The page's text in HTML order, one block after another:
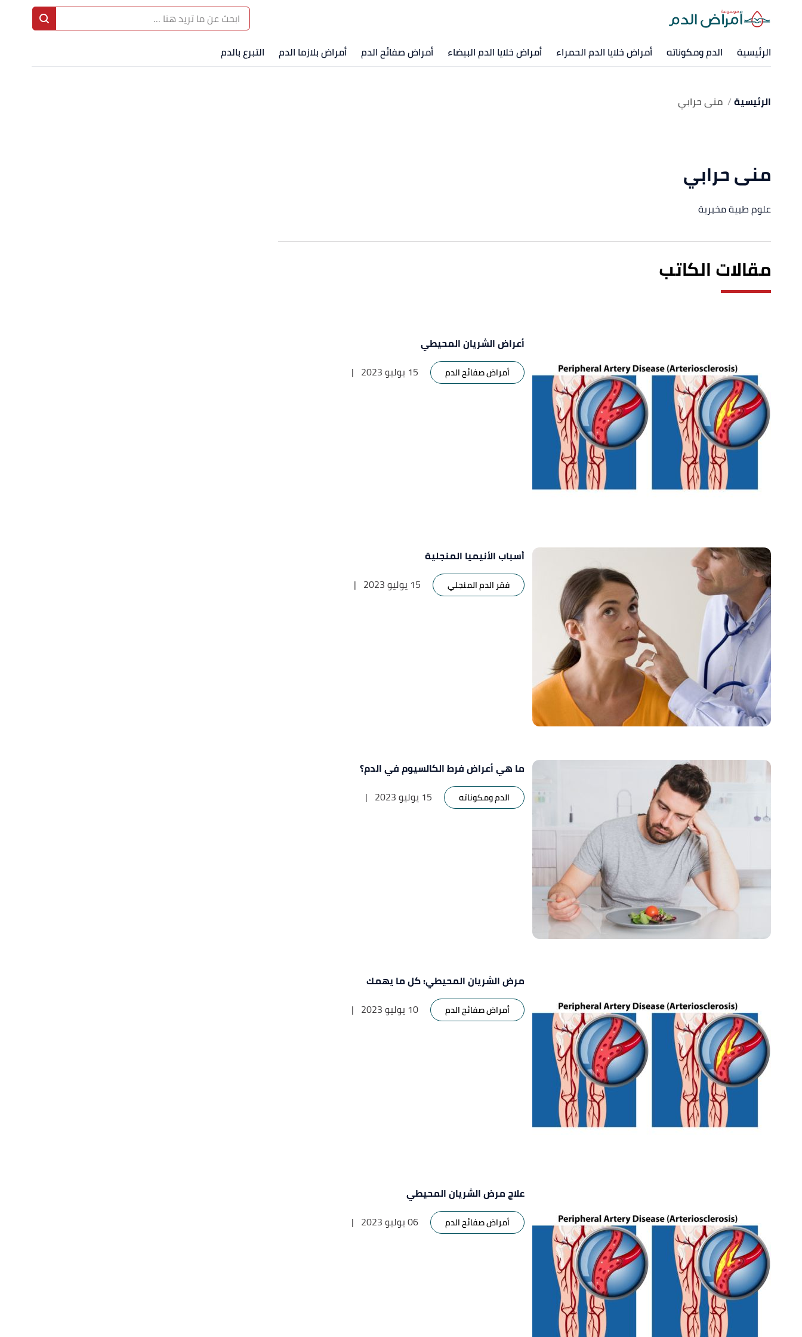
الرئيسية الدم ومكوناته أمراض خلايا الدم الحمراء أمراض خلايا الدم البيضاء أمراض صفائح الدم أمراض بلازما الدم التبرع بالدم
الرئيسية منى حرابي
منى حرابي
علوم طبية مخبرية
مقالات الكاتب
أعراض الشريان المحيطي
أمراض صفائح الدم 15 يوليو 2023 |
أسباب الأنيميا المنجلية
فقر الدم المنجلي 15 يوليو 2023 |
ما هي أعراض فرط الكالسيوم في الدم؟
الدم ومكوناته 15 يوليو 2023 |
مرض الشريان المحيطي: كل ما يهمك
أمراض صفائح الدم 10 يوليو 2023 |
علاج مرض الشريان المحيطي
أمراض صفائح الدم 06 يوليو 2023 |